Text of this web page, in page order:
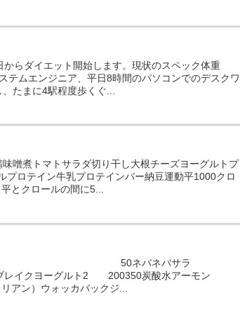
らダイエット開始します。現状のスペック体重
テムエンジニア、平日8時間のパソコンでのデスクワ
たまに4駅程度歩くぐ...
噌煮トマトサラダ切り干し大根チーズヨーグルトプ
プロテイン牛乳プロテインバー納豆運動平1000クロ
とクロールの間に5...
バリスタ 50ネバネバサラ
グルト2 200350炭酸水アーモン
ン）ウォッカバックジ...